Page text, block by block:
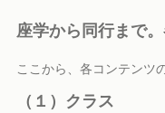
座学から同行まで
ここから、各コンテンツ
（１）クラス